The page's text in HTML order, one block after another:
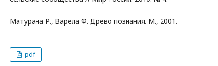
Матурана Р., Варела Ф. Древо познания. М., 2001.
pdf